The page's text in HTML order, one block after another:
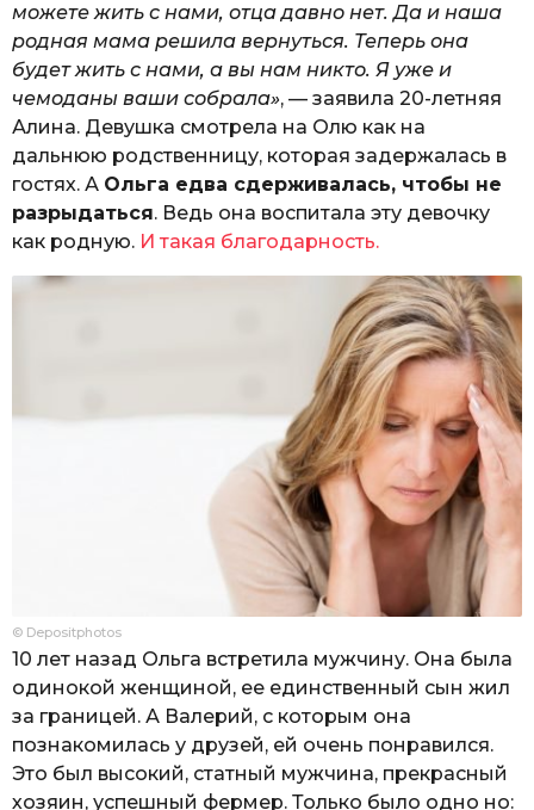
можете жить с нами, отца давно нет. Да и наша
родная мама решила вернуться. Теперь она
будет жить с нами, а вы нам никто. Я уже и
чемоданы ваши собрала», — заявила 20-летняя
Алина. Девушка смотрела на Олю как на
дальнюю родственницу, которая задержалась в
гостях. А Ольга едва сдерживалась, чтобы не
разрыдаться. Ведь она воспитала эту девочку
как родную. И такая благодарность.
© Depositphotos
10 лет назад Ольга встретила мужчину. Она была
одинокой женщиной, ее единственный сын жил
за границей. А Валерий, с которым она
познакомилась у друзей, ей очень понравился.
Это был высокий, статный мужчина, прекрасный
хозяин, успешный фермер. Только было одно но: